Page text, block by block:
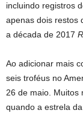
incluindo registros
apenas dois restos
a década de 2017
Ao adicionar mais
seis troféus no
26 de maio. Muitos
quando a estrela